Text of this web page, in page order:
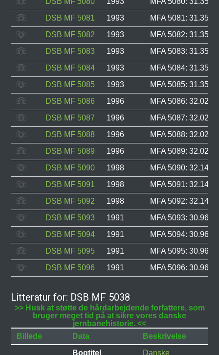
DSB MF 5081
1993
MFA 5081:
DSB MF 5082
1993
MFA 5082:
DSB MF 5083
1993
MFA 5083:
DSB MF 5084
1993
MFA 5084:
DSB MF 5085
1993
MFA 5085:
DSB MF 5086
1996
MFA 5086:
DSB MF 5087
1996
MFA 5087:
DSB MF 5088
1996
MFA 5088:
DSB MF 5089
1996
MFA 5089:
DSB MF 5090
1998
MFA 5090:
DSB MF 5091
1998
MFA 5091:
DSB MF 5092
1998
MFA 5092:
DSB MF 5093
1991
MFA 5093:
DSB MF 5094
1991
MFA 5094:
DSB MF 5095
1991
MFA 5095:
DSB MF 5096
1991 MFA 5096:
Litteratur for: DSB MF 5038
>> Husk at støtte de hårdarbejdende forfattere, som
bruger meget tid på at sikre vores danske
jernbanehistorie. <<
Billede
Data
Beskrivelse
Bogtitel
Danske